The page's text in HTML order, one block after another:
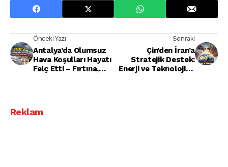
Önceki Yazı
Antalya’da Olumsuz
Hava Koşulları Hayatı
Felç Etti – Fırtına,
Sonraki
Çin’den İran’a
Stratejik Destek:
Enerji ve Teknolojide
Reklam